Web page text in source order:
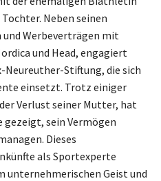
Neben seinen
und Werbeverträgen mit
und Head, engagiert
Neureuther-Stiftung, die sich
einsetzt. Trotz einiger
Verlust seiner Mutter, hat
gezeigt, sein Vermögen
Dieses
als Sportexperte
unternehmerischen Geist und